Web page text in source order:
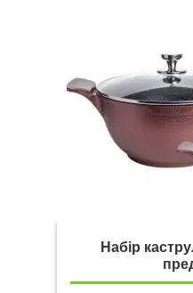
Набір